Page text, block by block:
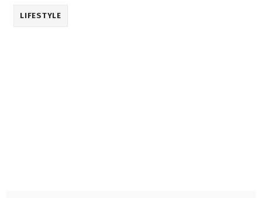
LIFESTYLE